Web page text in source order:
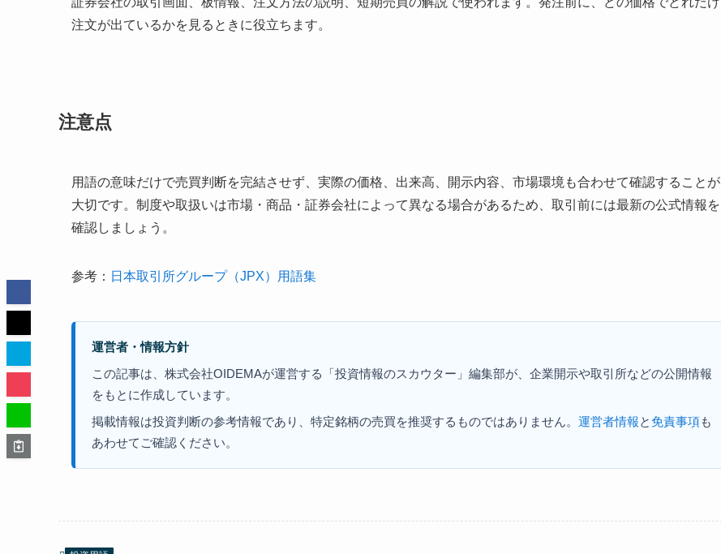
注文が出ているかを見るときに役立ちます。
注意点
用語の意味だけで売買判断を完結させず、実際の価格、出来高、開示内容、市場環境も合わせて確認することが
大切です。制度や取扱いは市場・商品・証券会社によって異なる場合があるため、取引前には最新の公式情報を
確認しましょう。
参考： 日本取引所グループ（JPX）用語集
運営者・情報方針
この記事は、株式会社OIDEMAが運営する「投資情報のスカウター」編集部が、企業開示や取引所などの公開情報
をもとに作成しています。
掲載情報は投資判断の参考情報であり、特定銘柄の売買を推奨するものではありません。 運営者情報と免責事項も
あわせてご確認ください。